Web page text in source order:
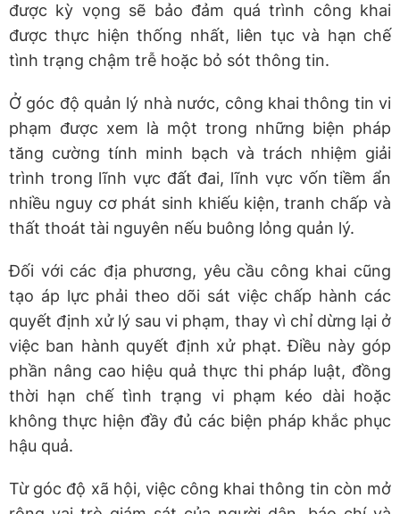
được kỳ vọng sẽ bảo đảm quá trình công khai
được thực hiện thống nhất, liên tục và hạn chế
tình trạng chậm trễ hoặc bỏ sót thông tin.
Ở góc độ quản lý nhà nước, công khai thông tin vi
phạm được xem là một trong những biện pháp
tăng cường tính minh bạch và trách nhiệm giải
trình trong lĩnh vực đất đai, lĩnh vực vốn tiềm ẩn
nhiều nguy cơ phát sinh khiếu kiện, tranh chấp và
thất thoát tài nguyên nếu buông lỏng quản lý.
Đối với các địa phương, yêu cầu công khai cũng
tạo áp lực phải theo dõi sát việc chấp hành các
quyết định xử lý sau vi phạm, thay vì chỉ dừng lại ở
việc ban hành quyết định xử phạt. Điều này góp
phần nâng cao hiệu quả thực thi pháp luật, đồng
thời hạn chế tình trạng vi phạm kéo dài hoặc
không thực hiện đầy đủ các biện pháp khắc phục
hậu quả.
Từ góc độ xã hội, việc công khai thông tin còn mở